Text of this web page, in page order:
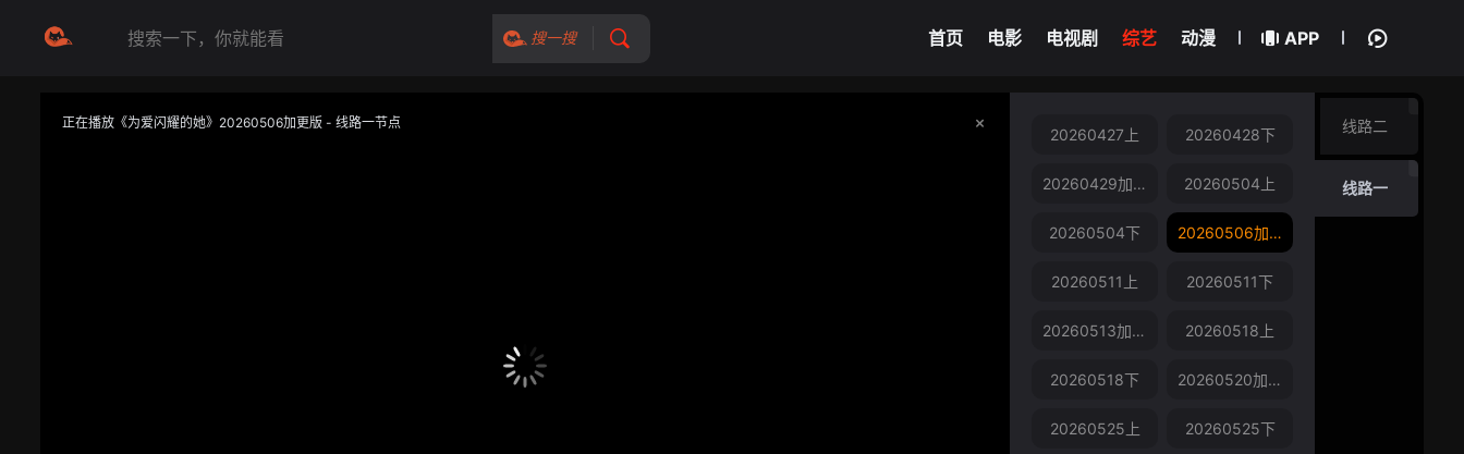
搜一搜 首页 电影 电视剧 综艺 动漫 APP
正在播放《为爱闪耀的她》20260506加更版 - 线路一节点 线路二
线路一
20260427上 20260428下
20260429加更版 20260504上
20260504下 20260506加更版
20260511上 20260511下
20260513加更版 20260518上
20260518下 20260520加更版
20260525上 20260525下